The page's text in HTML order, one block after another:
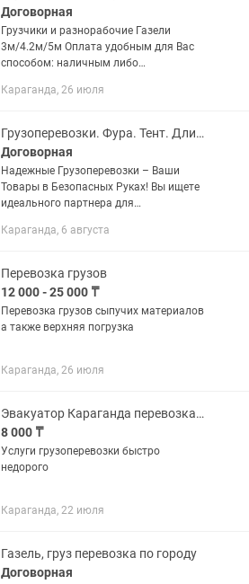
Договорная
Грузчики и разнорабочие Газели
3м/4.2м/5м Оплата удобным для Вас
способом: наличным либо
помогут вам и сделают работу на
Караганда, 26 июля
Грузоперевозки. Фура. Тент. Длинамер. Перевозка грузов
Договорная
Надежные Грузоперевозки – Ваши
Товары в Безопасных Руках! Вы ищете
идеального партнера для
надежный путь к успешной доставке!
Караганда, 6 августа
Перевозка грузов
12 000 - 25 000 ₸
Перевозка грузов сыпучих материалов
а также верхняя погрузка
Караганда, 26 июля
Эвакуатор Караганда перевозка авто и грузов 24/7
8 000 ₸
Услуги грузоперевозки быстро
недорого
Караганда, 22 июля
Газель, груз перевозка по городу
Договорная